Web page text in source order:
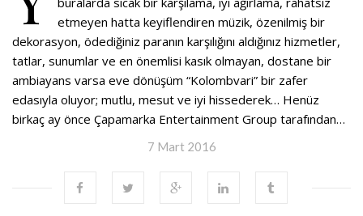
etmeyen hatta keyiflendiren müzik, özenilmiş bir
dekorasyon, ödediğiniz paranın karşılığını aldığınız hizmetler,
tatlar, sunumlar ve en önemlisi kasık olmayan, dostane bir
ambiayans varsa eve dönüşüm “Kolombvari” bir zafer
edasıyla oluyor; mutlu, mesut ve iyi hissederek… Henüz
birkaç ay önce Çapamarka Entertainment Group tarafından…
7 Mart 2016